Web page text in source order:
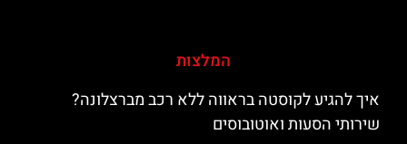
המלצות
איך להגיע לקוסטה בראווה ללא רכב מברצלונה?
שירותי הסעות ואוטובוסים